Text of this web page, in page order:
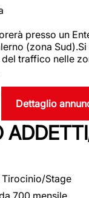
presso un
(zona
traffico nelle
Dettaglio
Tirocinio/Stage
700 mensile